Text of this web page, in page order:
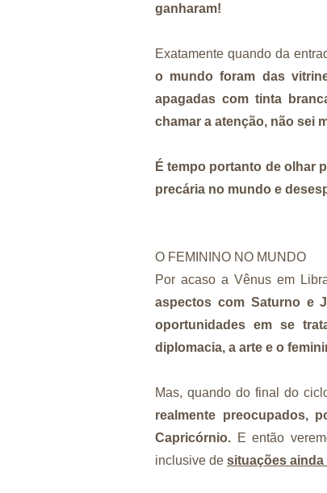
ganharam!
Exatamente quando da
o mundo foram das
apagadas com tinta
chamar a atenção, não sei
É tempo portanto de olhar
precária no mundo e
O FEMININO NO MUNDO
Por acaso a Vênus em
aspectos com Saturno e
oportunidades em se
diplomacia, a arte e o
Mas, quando do final do
realmente preocupados,
Capricórnio. E então
inclusive de situações ainda